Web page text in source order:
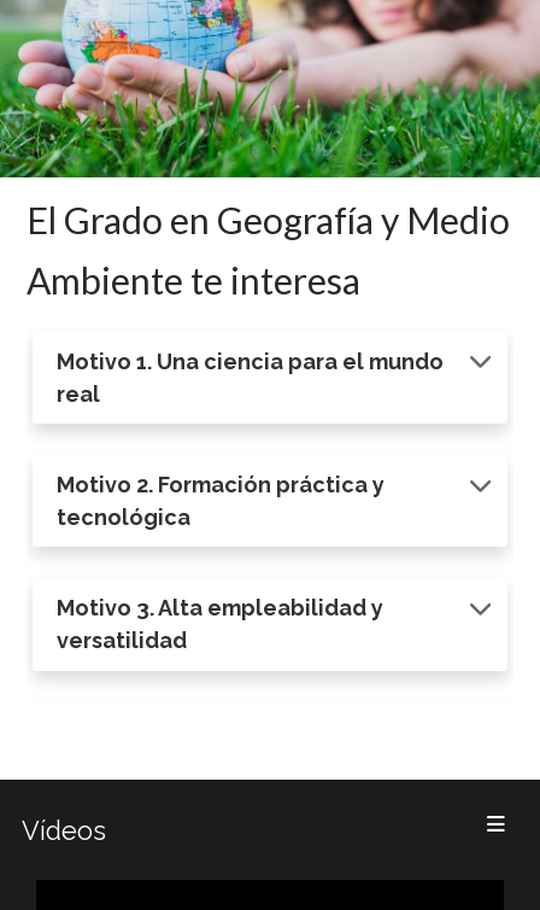
El Grado en Geografía y Medio
Ambiente te interesa
Motivo 1. Una ciencia para el mundo
real
Motivo 2. Formación práctica y
tecnológica
Motivo 3. Alta empleabilidad y
versatilidad
Vídeos